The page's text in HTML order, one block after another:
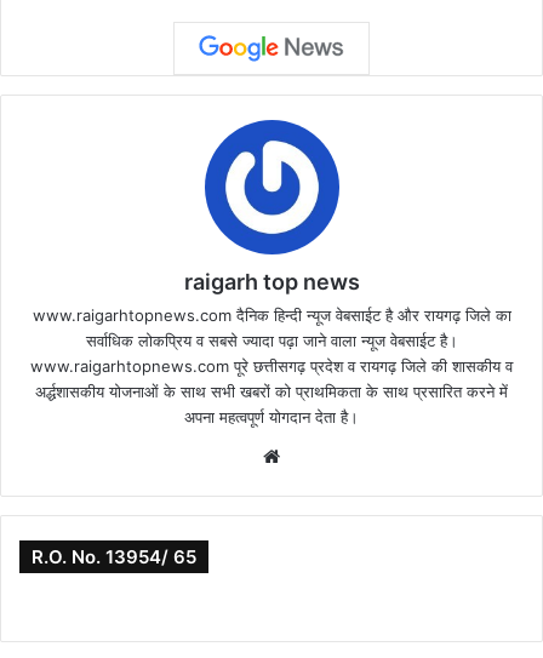
raigarh top news
www.raigarhtopnews.com दैनिक हिन्दी न्यूज वेबसाईट है और रायगढ़ जिले का
सर्वाधिक लोकप्रिय व सबसे ज्यादा पढ़ा जाने वाला न्यूज वेबसाईट है।
www.raigarhtopnews.com पूरे छत्तीसगढ़ प्रदेश व रायगढ़ जिले की शासकीय व
अर्द्धशासकीय योजनाओं के साथ सभी खबरों को प्राथमिकता के साथ प्रसारित करने में
अपना महत्वपूर्ण योगदान देता है।
R.O. No. 13954/ 65